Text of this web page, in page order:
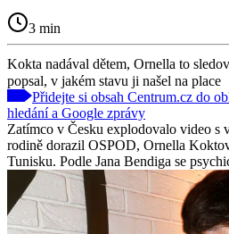
3 min
Kokta nadával dětem, Ornella to
popsal, v jakém stavu ji našel na place
Přidejte si obsah Centrum.cz do
hledání a Google zprávy
Zatímco v Česku explodovalo video s
rodině dorazil OSPOD, Ornella
Tunisku. Podle Jana Bendiga se